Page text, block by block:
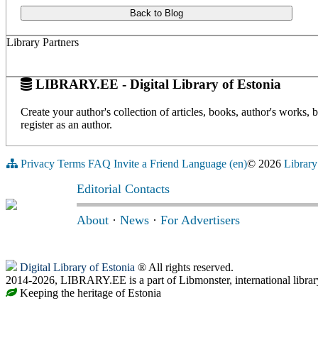
Back to Blog
Library Partners
LIBRARY.EE - Digital Library of Estonia
Create your author's collection of articles, books, author's
register as an author.
Privacy Terms FAQ Invite a Friend Language (en)© 2026
Editorial Contacts
About · News · For Advertisers
Digital Library of Estonia ® All rights reserved.
2014-2026, LIBRARY.EE is a part of Libmonster, international
Keeping the heritage of Estonia